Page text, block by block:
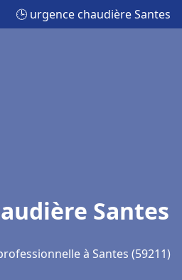
🕒 urgence chaudière Santes
Santes
à Santes (59211)